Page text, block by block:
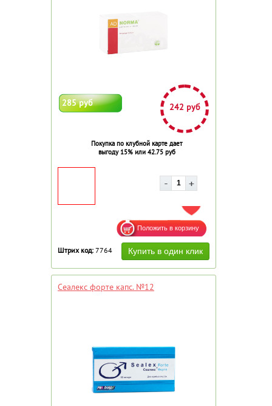
285 руб 242 руб
Покупка по клубной карте дает
выгоду 15% или 42.75 руб
ДОБАВИТЬ В ИЗБРАННОЕ
Штрих код: 7764
Сеалекс форте капс. №12